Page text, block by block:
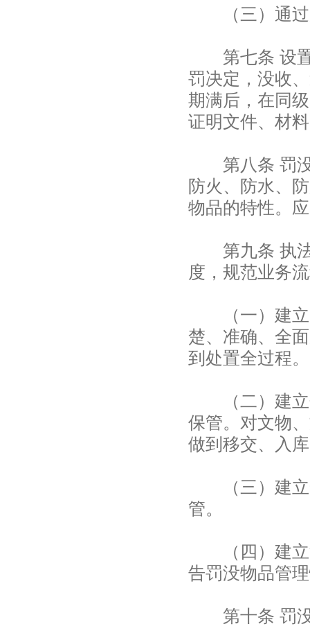
（三）通过
第七条 设置
罚决定，没收
期满后，在同
证明文件、材
第八条 罚没
防火、防水、
物品的特性。
第九条 执法
度，规范业务
（一）建立
楚、准确、全
到处置全过程。
（二）建立
保管。对文物
做到移交、入
（三）建立
管。
（四）建立
告罚没物品管
第十条 罚没